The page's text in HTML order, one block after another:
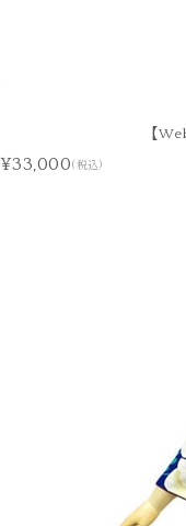
【
¥33,000(税込)